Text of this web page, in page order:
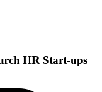
HR Start-ups